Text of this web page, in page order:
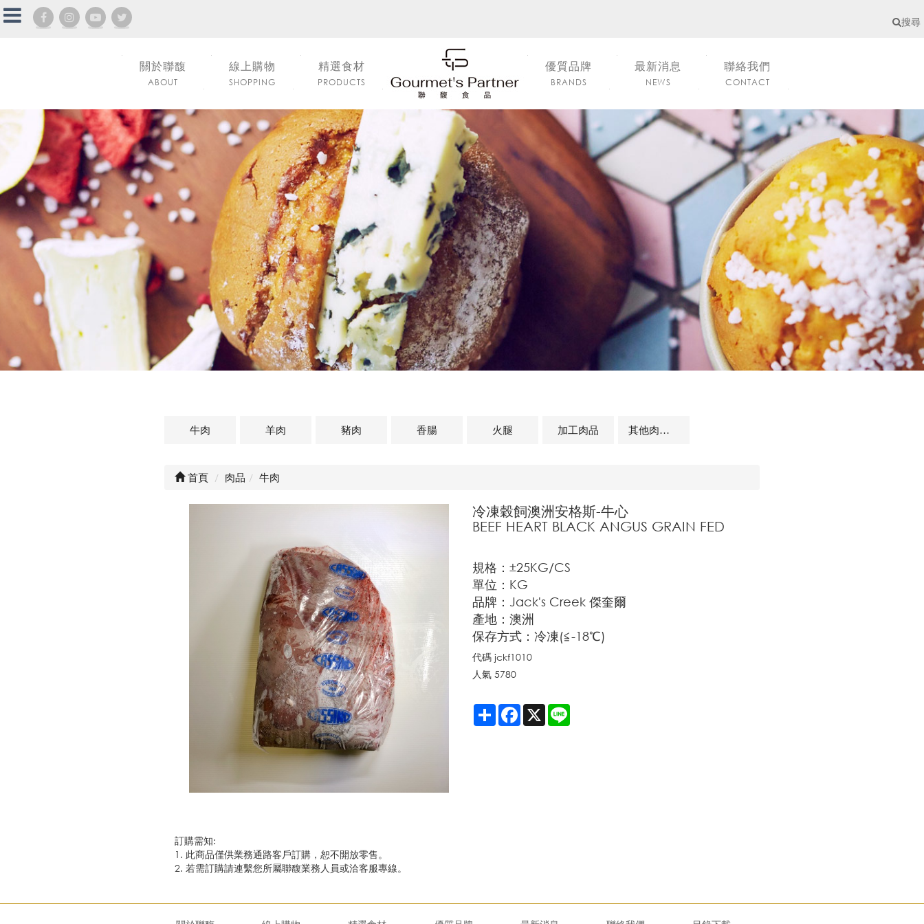
搜尋
關於聯馥
ABOUT
線上購物
SHOPPING
精選食材
PRODUCTS
優質品牌
BRANDS
最新消息
NEWS
聯絡我們
CONTACT
牛肉 羊肉 豬肉 香腸 火腿 加工肉品 其他肉品及相關商品
首頁 肉品 牛肉
冷凍穀飼澳洲安格斯-牛心
BEEF HEART BLACK ANGUS GRAIN FED
規格：±25KG/CS
單位：KG
品牌：Jack's Creek 傑奎爾
產地：澳洲
保存方式：冷凍(≦-18℃)
代碼 jckf1010
人氣 5780
Share Facebook
X
訂購需知:
1. 此商品僅供業務通路客戶訂購，恕不開放零售。
2. 若需訂購請連繫您所屬聯馥業務人員或洽客服專線。